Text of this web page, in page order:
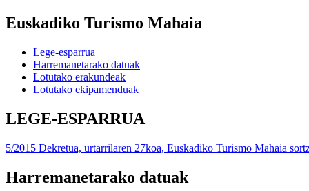
Euskadiko Turismo Mahaia
Lege-esparrua
Harremanetarako datuak
Lotutako erakundeak
Lotutako ekipamenduak
LEGE-ESPARRUA
5/2015 Dekretua, urtarrilaren 27koa, Euskadiko Turismo Mahaia
Harremanetarako datuak